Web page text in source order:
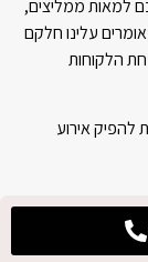
למאות ממליצים,
עלינו חלקם
הלקוחות
להפיק אירוע